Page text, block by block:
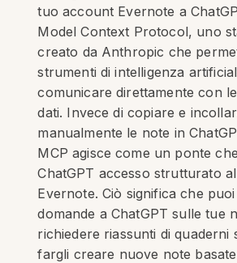
tuo account Evernote a
Model Context Protocol, uno
creato da Anthropic che
strumenti di intelligenza
comunicare direttamente con
dati. Invece di copiare e
manualmente le note in
MCP agisce come un ponte
ChatGPT accesso strutturato
Evernote. Ciò significa che
domande a ChatGPT sulle tue
richiedere riassunti di quaderni
fargli creare nuove note